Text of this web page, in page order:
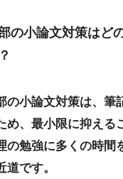
の小論文対策はど
の小論文対策は、筆
め、最小限に抑える
の勉強に多くの時間
道です。